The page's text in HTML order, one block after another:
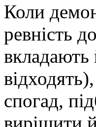
Коли
ревність
спогад,
вирішити